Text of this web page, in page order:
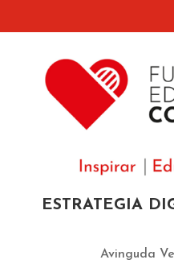
ESTRATEGIA
Avinguda